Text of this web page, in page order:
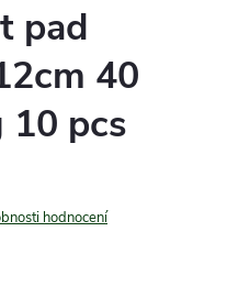
pad
40
10 pcs
hodnocení